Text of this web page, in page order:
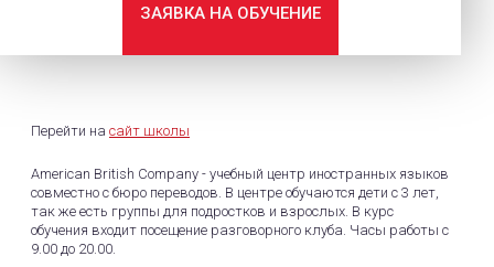
ЗАЯВКА НА ОБУЧЕНИЕ
Перейти на сайт школы
American British Company - учебный центр иностранных языков
совместно с бюро переводов. В центре обучаются дети с 3 лет,
так же есть группы для подростков и взрослых. В курс
обучения входит посещение разговорного клуба. Часы работы с
9.00 до 20.00.